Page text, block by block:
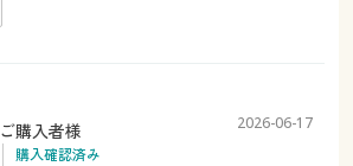
ご購入者様
購入確認済み
2026-06-17